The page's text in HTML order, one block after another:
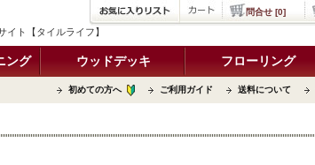
ト【タイルライフ】
ング ウッドデッキ フローリング
初めての方へ ご利用ガイド 送料について
問合せ [0]